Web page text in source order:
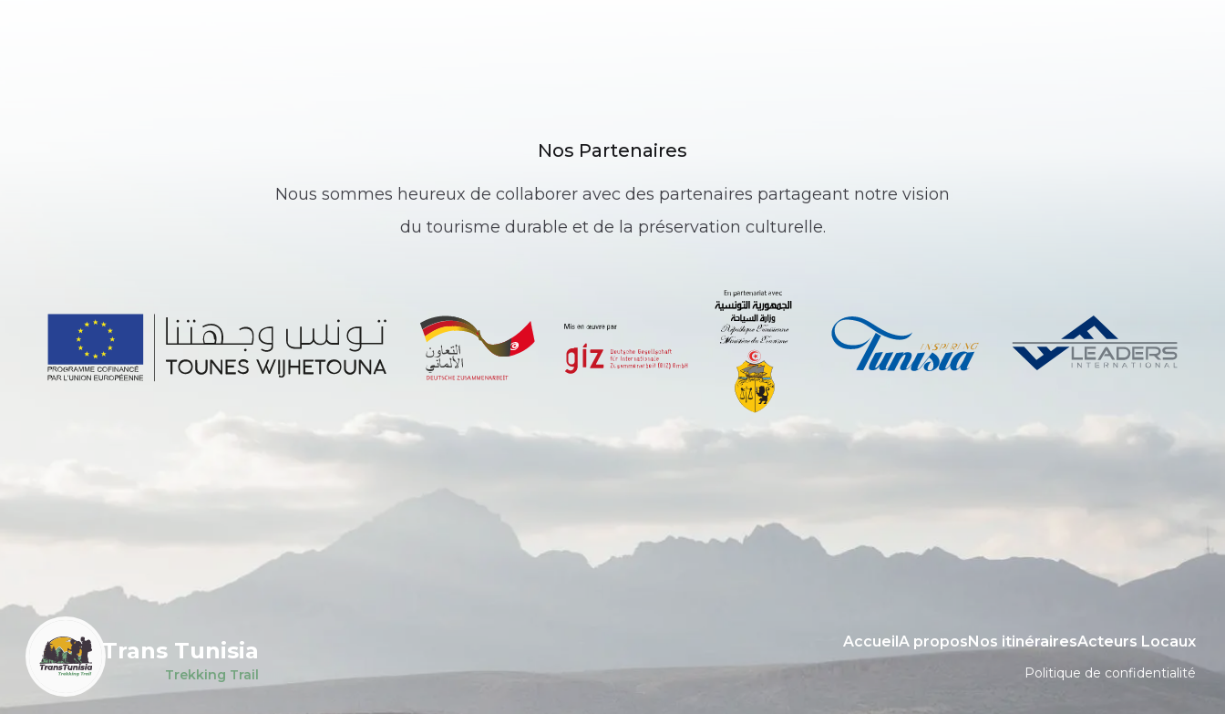
Nos Partenaires
Nous sommes heureux de collaborer avec des partenaires partageant notre vision
du tourisme durable et de la préservation culturelle.
Trans Tunisia
Trekking Trail
AccueilA proposNos itinérairesActeurs Locaux
Politique de confidentialité